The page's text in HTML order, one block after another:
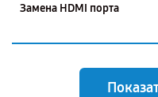
Замена HDMI порта